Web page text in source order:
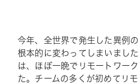
今年、全世界で発生した異例
根本的に変わってしまいまし
は、ほぼ一晩でリモートワー
た。チームの多くが初めてリ